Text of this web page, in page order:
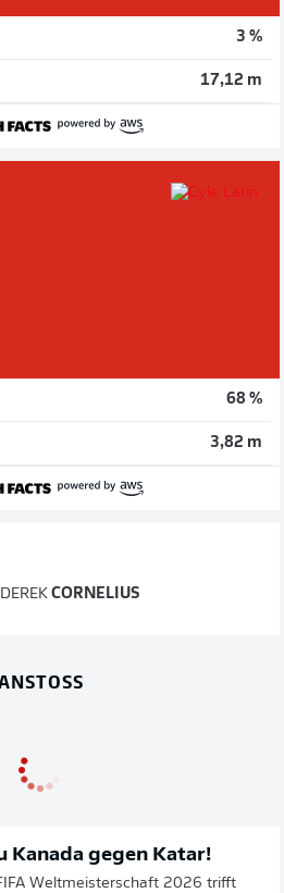
3 %
17,12 m
68 %
3,82 m
DEREK CORNELIUS
Kanada gegen Katar!
Weltmeisterschaft 2026 trifft